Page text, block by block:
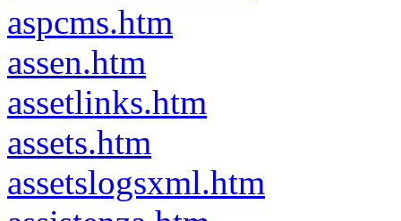
aspcms.htm
assen.htm
assetlinks.htm
assets.htm
assetslogsxml.htm